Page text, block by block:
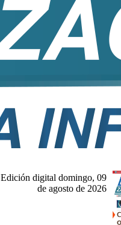
Edición digital domingo, 09
de agosto de 2026